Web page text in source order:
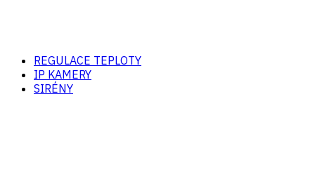
REGULACE TEPLOTY
IP KAMERY
SIRÉNY